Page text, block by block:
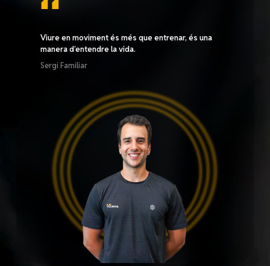
Viure en moviment és més que entrenar, és una
manera d’entendre la vida.
Sergi Familiar